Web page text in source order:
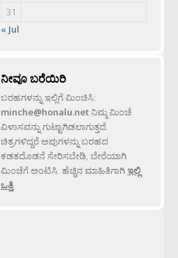
31
« Jul
ನೀವೂ ಬರೆಯಿರಿ
ಬರಹಗಳನ್ನು ಇಲ್ಲಿಗೆ ಮಿಂಚಿಸಿ:
minche@honalu.netನಿಮ್ಮ ಮಿಂಚೆ
ವಿಳಾಸವನ್ನು ಗುಟ್ಟಾಗಿಡಲಾಗುತ್ತದೆ.
ಚಿತ್ರಗಳಿದ್ದರೆ ಅವುಗಳನ್ನು ಬರಹದ
ಕಡತದೊಡನೆ ಸೇರಿಸಬೇಡಿ, ಬೇರೆಯಾಗಿ
ಮಿಂಚೆಗೆ ಅಂಟಿಸಿ. ಹೆಚ್ಚಿನ ಮಾಹಿತಿಗಾಗಿಇಲ್ಲಿ
ಒತ್ತಿ.